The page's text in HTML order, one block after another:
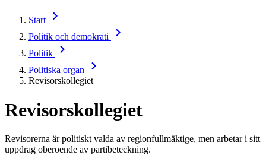
Start
Politik och demokrati
Politik
Politiska organ
Revisorskollegiet
Revisorskollegiet
Revisorerna är politiskt valda av regionfullmäktige, men arbetar i sitt
uppdrag oberoende av partibeteckning.